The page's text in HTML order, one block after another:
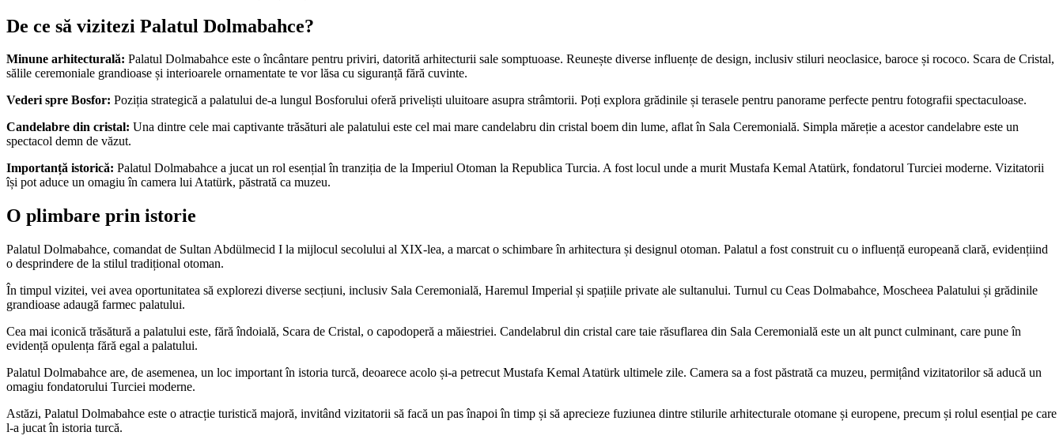
De ce să vizitezi Palatul Dolmabahce?
Minune arhitecturală: Palatul Dolmabahce este o încântare pentru priviri, datorită arhitecturii sale somptuoase. Reunește diverse influențe de design, inclusiv stiluri neoclasice, baroce și rococo. Scara de Cristal,
sălile ceremoniale grandioase și interioarele ornamentate te vor lăsa cu siguranță fără cuvinte.
Vederi spre Bosfor: Poziția strategică a palatului de-a lungul Bosforului oferă priveliști uluitoare asupra strâmtorii. Poți explora grădinile și terasele pentru panorame perfecte pentru fotografii spectaculoase.
Candelabre din cristal: Una dintre cele mai captivante trăsături ale palatului este cel mai mare candelabru din cristal boem din lume, aflat în Sala Ceremonială. Simpla măreție a acestor candelabre este un
spectacol demn de văzut.
Importanță istorică: Palatul Dolmabahce a jucat un rol esențial în tranziția de la Imperiul Otoman la Republica Turcia. A fost locul unde a murit Mustafa Kemal Atatürk, fondatorul Turciei moderne. Vizitatorii
își pot aduce un omagiu în camera lui Atatürk, păstrată ca muzeu.
O plimbare prin istorie
Palatul Dolmabahce, comandat de Sultan Abdülmecid I la mijlocul secolului al XIX-lea, a marcat o schimbare în arhitectura și designul otoman. Palatul a fost construit cu o influență europeană clară, evidențiind
o desprindere de la stilul tradițional otoman.
În timpul vizitei, vei avea oportunitatea să explorezi diverse secțiuni, inclusiv Sala Ceremonială, Haremul Imperial și spațiile private ale sultanului. Turnul cu Ceas Dolmabahce, Moscheea Palatului și grădinile
grandioase adaugă farmec palatului.
Cea mai iconică trăsătură a palatului este, fără îndoială, Scara de Cristal, o capodoperă a măiestriei. Candelabrul din cristal care taie răsuflarea din Sala Ceremonială este un alt punct culminant, care pune în
evidență opulența fără egal a palatului.
Palatul Dolmabahce are, de asemenea, un loc important în istoria turcă, deoarece acolo și-a petrecut Mustafa Kemal Atatürk ultimele zile. Camera sa a fost păstrată ca muzeu, permițând vizitatorilor să aducă un
omagiu fondatorului Turciei moderne.
Astăzi, Palatul Dolmabahce este o atracție turistică majoră, invitând vizitatorii să facă un pas înapoi în timp și să aprecieze fuziunea dintre stilurile arhitecturale otomane și europene, precum și rolul esențial pe care
l-a jucat în istoria turcă.